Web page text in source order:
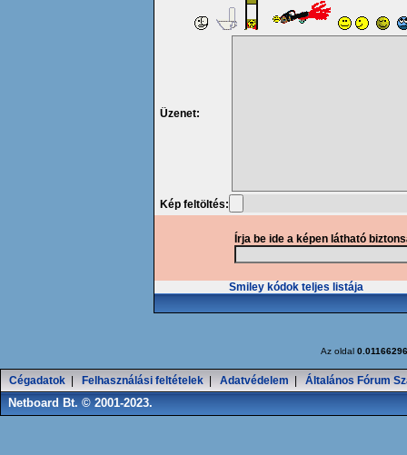
Üzenet:
Kép feltöltés:
Írja be ide a képen látható
Smiley kódok teljes listája
Az oldal
Cégadatok Felhasználási feltételek Adatvédelem Általános Fórum
Netboard Bt. © 2001-2023.